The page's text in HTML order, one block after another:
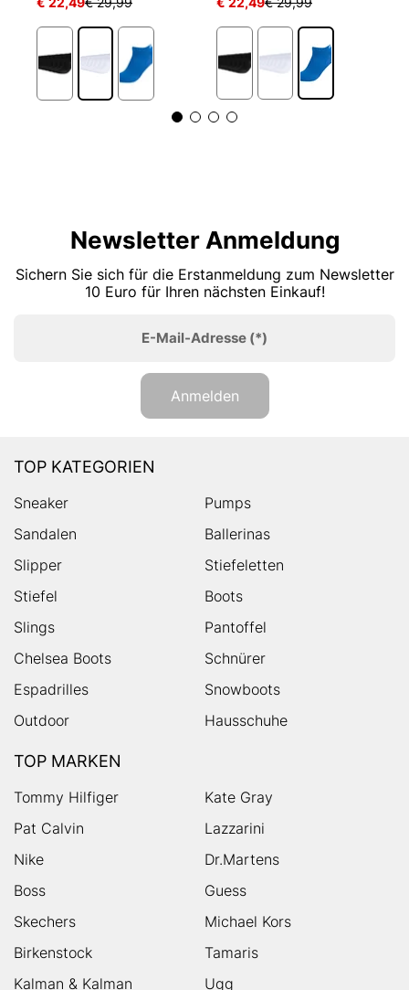
Newsletter Anmeldung
Sichern Sie sich für die Erstanmeldung zum Newsletter
10 Euro für Ihren nächsten Einkauf!
E-Mail-Adresse (*)
Anmelden
TOP KATEGORIEN
Sneaker
Pumps
Sandalen
Ballerinas
Slipper
Stiefeletten
Stiefel
Boots
Slings
Pantoffel
Chelsea Boots
Schnürer
Espadrilles
Snowboots
Outdoor
Hausschuhe
TOP MARKEN
Tommy Hilfiger
Kate Gray
Pat Calvin
Lazzarini
Nike
Dr.Martens
Boss
Guess
Skechers
Michael Kors
Birkenstock
Tamaris
Kalman & Kalman
Ugg